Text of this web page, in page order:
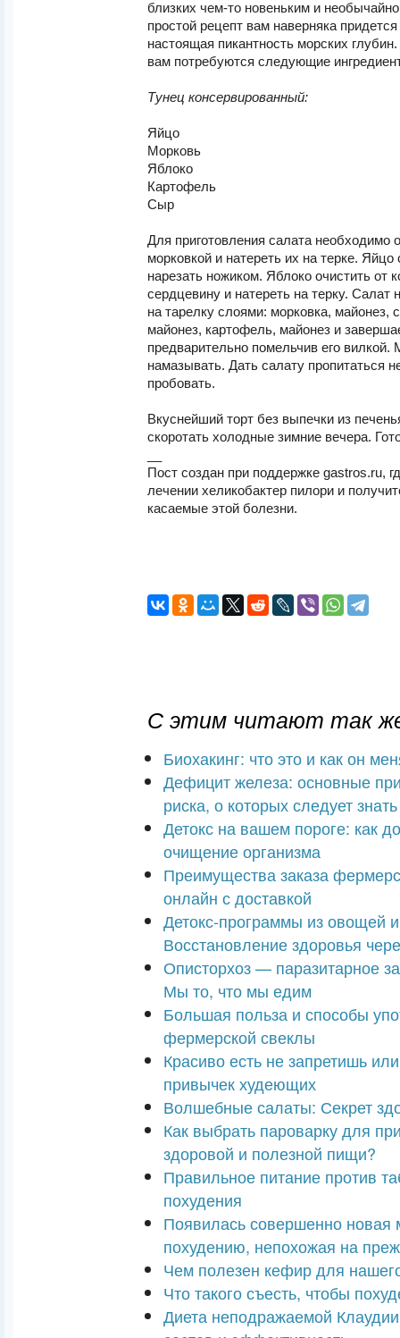
близких чем-то новеньким и
простой рецепт вам наверняка
настоящая пикантность морских
вам потребуются следующие
Тунец консервированный:
Яйцо
Морковь
Яблоко
Картофель
Сыр
Для приготовления салата необходимо
морковкой и натереть их на терке.
нарезать ножиком. Яблоко очистить от
сердцевину и натереть на терку.
на тарелку слоями: морковка, майонез,
майонез, картофель, майонез и
предварительно помельчив его
намазывать. Дать салату пропитаться
пробовать.
Вкуснейший торт без выпечки из
скоротать холодные зимние вечера.
Пост создан при поддержке gastros.ru,
лечении хеликобактер пилори и
касаемые этой болезни.
С этим читают так
Биохакинг: что это и как он
Дефицит железа: основные
риска, о которых следует знать
Детокс на вашем пороге: как
очищение организма
Преимущества заказа
онлайн с доставкой
Детокс-программы из овощей
Восстановление здоровья
Описторхоз — паразитарное
Мы то, что мы едим
Большая польза и способы
фермерской свеклы
Красиво есть не запретишь
привычек худеющих
Волшебные салаты: Секрет
Как выбрать пароварку для
здоровой и полезной пищи?
Правильное питание против
похудения
Появилась совершенно новая
похудению, непохожая на
Чем полезен кефир для
Что такого съесть, чтобы
Диета неподражаемой